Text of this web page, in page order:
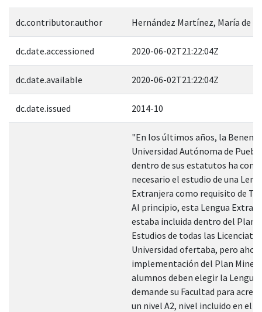
dc.contributor.author Hernández Martínez, María de
dc.date.accessioned 2020-06-02T21:22:04Z
dc.date.available 2020-06-02T21:22:04Z
dc.date.issued 2014-10
"En los últimos años, la
Universidad Autónoma de
dentro de sus estatutos ha
necesario el estudio de una
Extranjera como requisito de
Al principio, esta Lengua
estaba incluida dentro del Plan
Estudios de todas las
Universidad ofertaba, pero
implementación del Plan
alumnos deben elegir la Lengua
demande su Facultad para
un nivel A2, nivel incluido en el